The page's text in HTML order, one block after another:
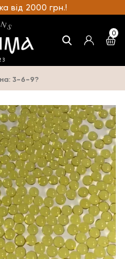
від 2000 грн.!
0
3-6-9?